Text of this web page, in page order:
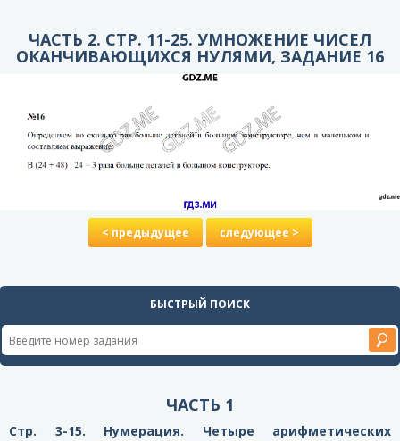
ЧАСТЬ 2. СТР. 11-25. УМНОЖЕНИЕ ЧИСЕЛ
ОКАНЧИВАЮЩИХСЯ НУЛЯМИ, ЗАДАНИЕ 16
< предыдущее следующее >
БЫСТРЫЙ ПОИСК
ЧАСТЬ 1
Стр. 3-15. Нумерация. Четыре арифметических